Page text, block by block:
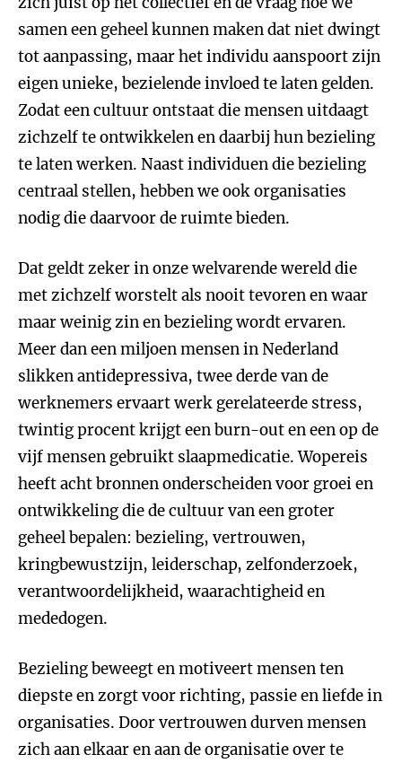
samen een geheel kunnen maken dat niet dwingt
tot aanpassing, maar het individu aanspoort zijn
eigen unieke, bezielende invloed te laten gelden.
Zodat een cultuur ontstaat die mensen uitdaagt
zichzelf te ontwikkelen en daarbij hun bezieling
te laten werken. Naast individuen die bezieling
centraal stellen, hebben we ook organisaties
nodig die daarvoor de ruimte bieden.
Dat geldt zeker in onze welvarende wereld die
met zichzelf worstelt als nooit tevoren en waar
maar weinig zin en bezieling wordt ervaren.
Meer dan een miljoen mensen in Nederland
slikken antidepressiva, twee derde van de
werknemers ervaart werk gerelateerde stress,
twintig procent krijgt een burn-out en een op de
vijf mensen gebruikt slaapmedicatie. Wopereis
heeft acht bronnen onderscheiden voor groei en
ontwikkeling die de cultuur van een groter
geheel bepalen: bezieling, vertrouwen,
kringbewustzijn, leiderschap, zelfonderzoek,
verantwoordelijkheid, waarachtigheid en
mededogen.
Bezieling beweegt en motiveert mensen ten
diepste en zorgt voor richting, passie en liefde in
organisaties. Door vertrouwen durven mensen
zich aan elkaar en aan de organisatie over te